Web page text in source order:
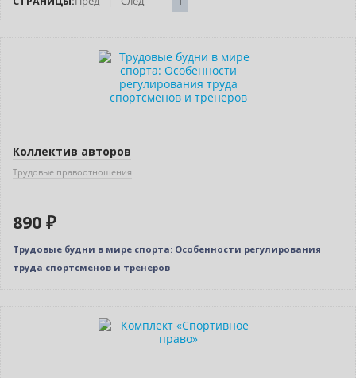
Коллектив авторов
Трудовые правоотношения
890 ₽
Трудовые будни в мире спорта: Особенности регулирования
труда спортсменов и тренеров